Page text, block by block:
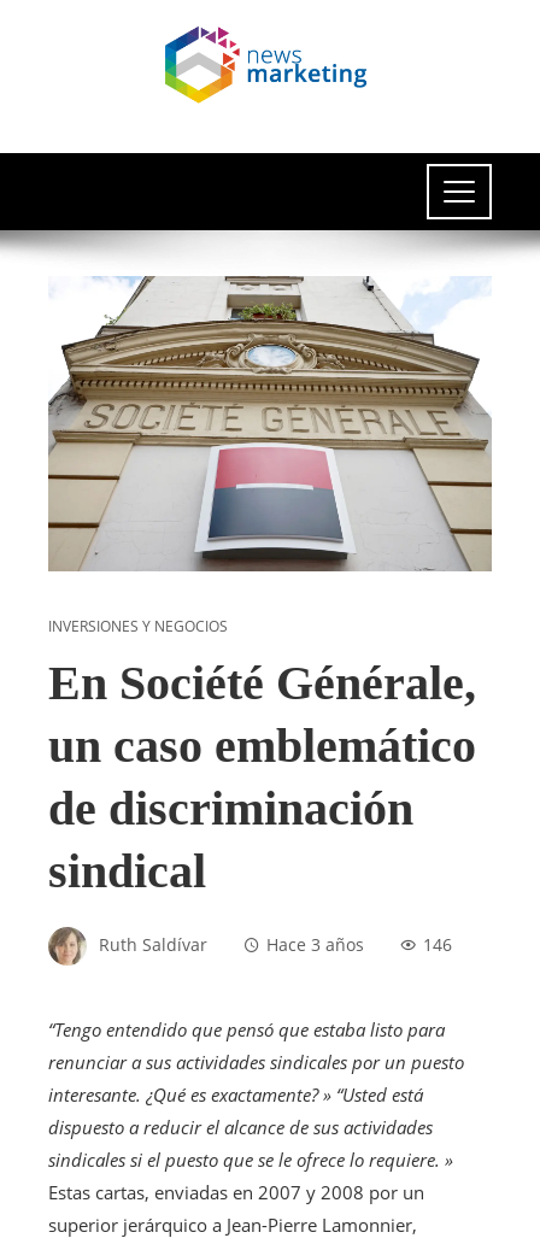
INVERSIONES Y NEGOCIOS
En Société Générale,
un caso emblemático
de discriminación
sindical
Ruth Saldívar Hace 3 años 146
“Tengo entendido que pensó que estaba listo para
renunciar a sus actividades sindicales por un puesto
interesante. ¿Qué es exactamente? » “Usted está
dispuesto a reducir el alcance de sus actividades
sindicales si el puesto que se le ofrece lo requiere. »
Estas cartas, enviadas en 2007 y 2008 por un
superior jerárquico a Jean-Pierre Lamonnier,